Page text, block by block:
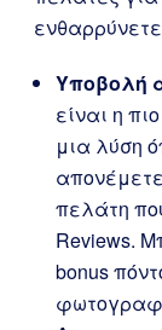
Υποβολή
είναι η
μια λύση
πελάτη
Reviews.
bonus